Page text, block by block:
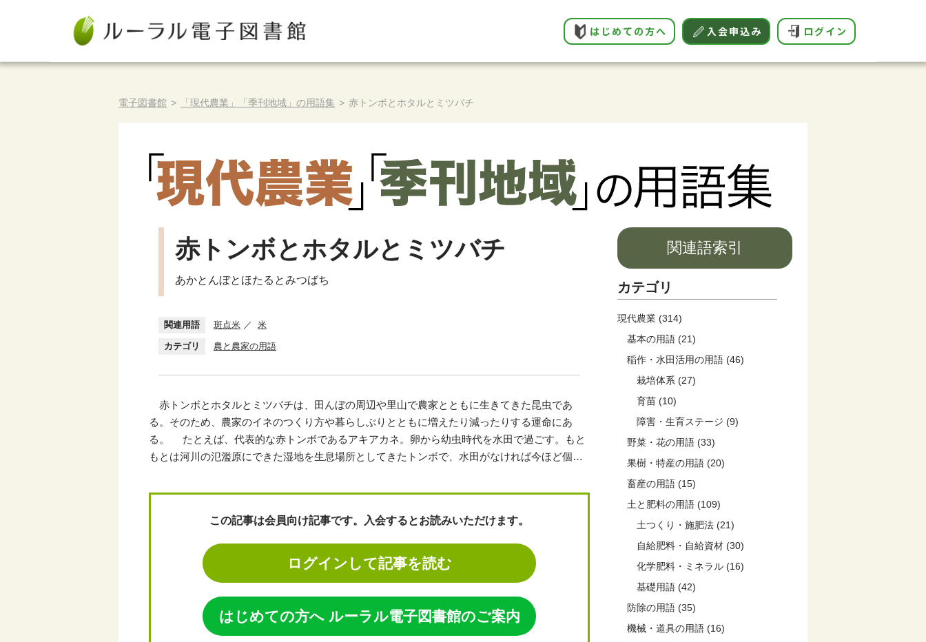
はじめての方へ 入会申込み ログイン
電子図書館 > 「現代農業」「季刊地域」の用語集 > 赤トンボとホタルとミツバチ
赤トンボとホタルとミツバチ
あかとんぼとほたるとみつばち
関連用語 斑点米 米
カテゴリ 農と農家の用語
赤トンボとホタルとミツバチは、田んぼの周辺や里山で農家とともに生きてきた昆虫であ
る。そのため、農家のイネのつくり方や暮らしぶりとともに増えたり減ったりする運命にあ
る。 たとえば、代表的な赤トンボであるアキアカネ。卵から幼虫時代を水田で過ごす。もと
もとは河川の氾濫原にできた湿地を生息場所としてきたトンボで、水田がなければ今ほど個…
この記事は会員向け記事です。入会するとお読みいただけます。
ログインして記事を読む
はじめての方へ ルーラル電子図書館のご案内
関連語索引
カテゴリ
現代農業 (314)
基本の用語 (21)
稲作・水田活用の用語 (46)
栽培体系 (27)
育苗 (10)
障害・生育ステージ (9)
野菜・花の用語 (33)
果樹・特産の用語 (20)
畜産の用語 (15)
土と肥料の用語 (109)
土つくり・施肥法 (21)
自給肥料・自給資材 (30)
化学肥料・ミネラル (16)
基礎用語 (42)
防除の用語 (35)
機械・道具の用語 (16)